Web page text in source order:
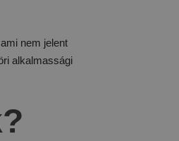
nem jelent
alkalmassági